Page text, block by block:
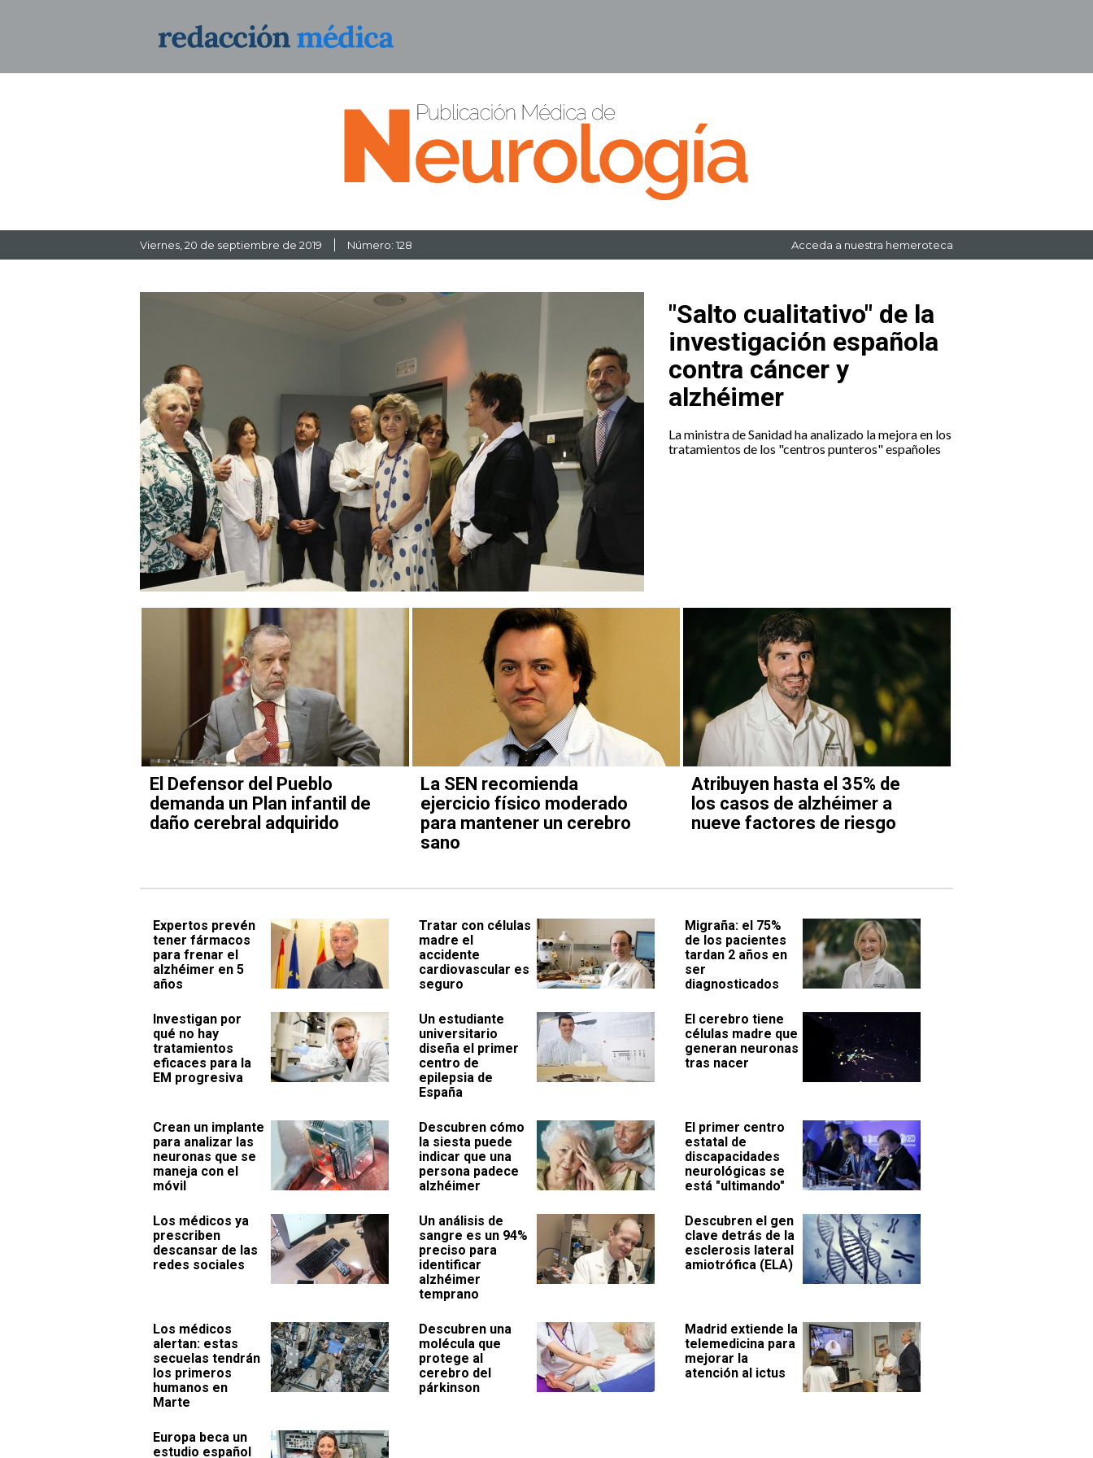
Viernes , 20 de septiembre de 2019 Número: 128 Acceda a nuestra hemeroteca
"Salto cualitativo" de la
investigación española
contra cáncer y
alzhéimer
La ministra de Sanidad ha analizado la mejora en los
tratamientos de los "centros punteros" españoles
El Defensor del Pueblo
demanda un Plan infantil de
daño cerebral adquirido
La SEN recomienda
ejercicio físico moderado
para mantener un cerebro
sano
Atribuyen hasta el 35% de
los casos de alzhéimer a
nueve factores de riesgo
Expertos prevén
tener fármacos
para frenar el
alzhéimer en 5
años
Tratar con células
madre el
accidente
cardiovascular es
seguro
Migraña: el 75%
de los pacientes
tardan 2 años en
ser
diagnosticados
Investigan por
qué no hay
tratamientos
eficaces para la
EM progresiva
Un estudiante
universitario
diseña el primer
centro de
epilepsia de
España
El cerebro tiene
células madre que
generan neuronas
tras nacer
Crean un implante
para analizar las
neuronas que se
maneja con el
móvil
Descubren cómo
la siesta puede
indicar que una
persona padece
alzhéimer
El primer centro
estatal de
discapacidades
neurológicas se
está "ultimando"
Los médicos ya
prescriben
descansar de las
redes sociales
Un análisis de
sangre es un 94%
preciso para
identificar
alzhéimer
temprano
Descubren el gen
clave detrás de la
esclerosis lateral
amiotrófica (ELA)
Los médicos
alertan: estas
secuelas tendrán
los primeros
humanos en
Marte
Descubren una
molécula que
protege al
cerebro del
párkinson
Madrid extiende la
telemedicina para
mejorar la
atención al ictus
Europa beca un
estudio español